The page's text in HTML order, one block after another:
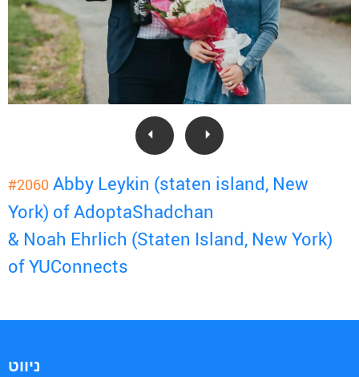
#2060 Abby Leykin (staten island, New
York) of AdoptaShadchan
& Noah Ehrlich (Staten Island, New York)
of YUConnects
ניווט